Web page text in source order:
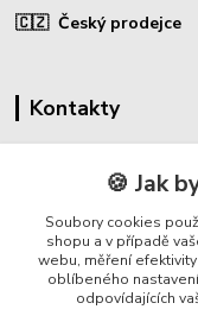
🇨🇿 Český prodejce
Kontakty
🛡️
📞 728
⏰ Po-Pá |
info@repulse.cz
🍪 Jak
Soubory cookies
shopu a v případě
webu, měření
oblíbeného
odpovídajících